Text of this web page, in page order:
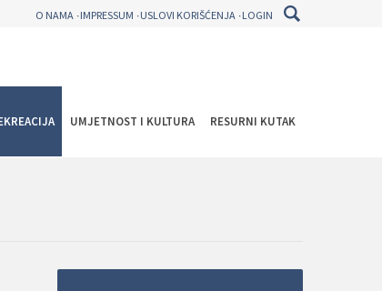
O NAMA IMPRESSUM USLOVI KORIŠĆENJA LOGIN
UMJETNOST I KULTURA RESURNI KUTAK